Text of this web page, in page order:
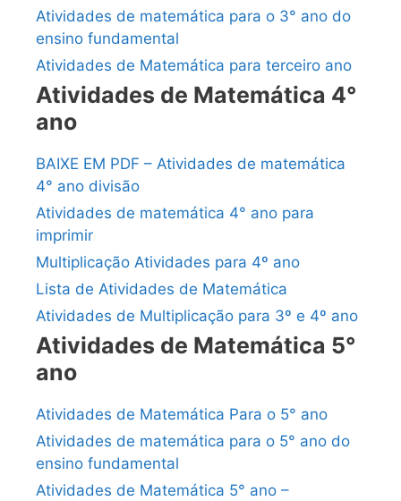
Atividades de matemática para o 3° ano do
ensino fundamental
Atividades de Matemática para terceiro ano
Atividades de Matemática 4°
ano
BAIXE EM PDF – Atividades de matemática
4° ano divisão
Atividades de matemática 4° ano para
imprimir
Multiplicação Atividades para 4º ano
Lista de Atividades de Matemática
Atividades de Multiplicação para 3º e 4º ano
Atividades de Matemática 5°
ano
Atividades de Matemática Para o 5° ano
Atividades de matemática para o 5° ano do
ensino fundamental
Atividades de Matemática 5° ano –